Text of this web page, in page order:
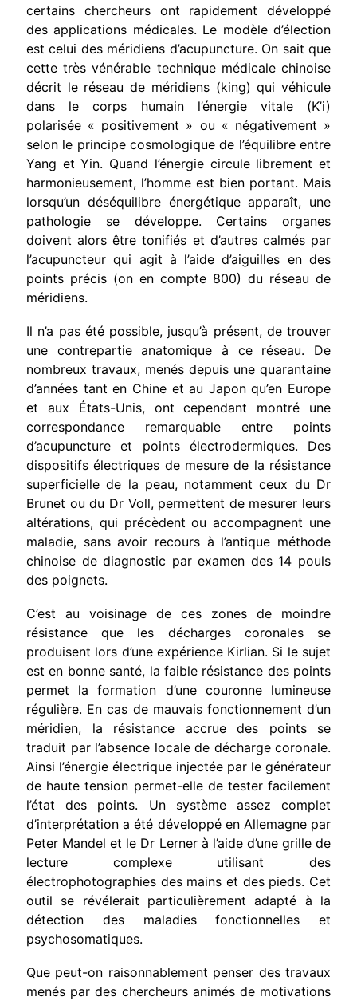
certains chercheurs ont rapidement développé
des applications médicales. Le modèle d’élection
est celui des méridiens d’acupuncture. On sait que
cette très vénérable technique médicale chinoise
décrit le réseau de méri­diens (king) qui véhicule
dans le corps humain l’énergie vitale (K’i)
polarisée « positivement » ou « négativement »
selon le principe cosmologique de l’équilibre entre
Yang et Yin. Quand l’énergie circule librement et
harmonieusement, l’homme est bien portant. Mais
lorsqu’un déséquilibre énergétique apparaît, une
pathologie se déve­loppe. Certains organes
doivent alors être tonifiés et d’autres cal­més par
l’acupuncteur qui agit à l’aide d’aiguilles en des
points pré­cis (on en compte 800) du réseau de
méridiens.
Il n’a pas été possible, jusqu’à présent, de trouver
une contrepar­tie anatomique à ce réseau. De
nombreux travaux, menés depuis une quarantaine
d’années tant en Chine et au Japon qu’en Europe
et aux États-Unis, ont cependant montré une
correspondance remarquable entre points
d’acupuncture et points électrodermiques. Des
disposi­tifs électriques de mesure de la résistance
superficielle de la peau, notamment ceux du Dr
Brunet ou du Dr Voll, permettent de mesu­rer leurs
altérations, qui précèdent ou accompagnent une
maladie, sans avoir recours à l’antique méthode
chinoise de diagnostic par examen des 14 pouls
des poignets.
C’est au voisinage de ces zones de moindre
résistance que les décharges coronales se
produisent lors d’une expérience Kirlian. Si le sujet
est en bonne santé, la faible résistance des points
permet la formation d’une couronne lumineuse
régulière. En cas de mau­vais fonctionnement d’un
méridien, la résistance accrue des points se
traduit par l’absence locale de décharge coronale.
Ainsi l’énergie électrique injectée par le générateur
de haute tension permet-elle de tester facilement
l’état des points. Un système assez complet
d’inter­prétation a été développé en Allemagne par
Peter Mandel et le Dr Lerner à l’aide d’une grille de
lecture complexe utilisant des
électrophotographies des mains et des pieds. Cet
outil se révélerait par­ticulièrement adapté à la
détection des maladies fonctionnelles et
psychosomatiques.
Que peut-on raisonnablement penser des travaux
menés par des chercheurs animés de motivations